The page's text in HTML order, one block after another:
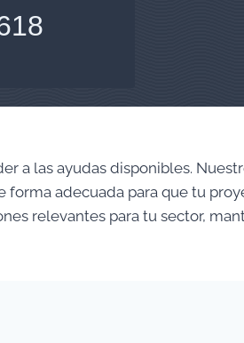
a las ayudas disponibles.
adecuada para que tu
relevantes para tu sector,